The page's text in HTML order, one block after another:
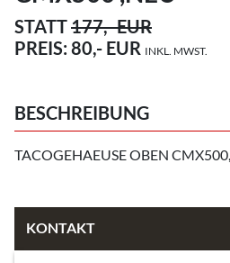
STATT177,- EUR
PREIS: 80,- EUR INKL. MWST.
BESCHREIBUNG
TACOGEHAEUSE OBEN
KONTAKT